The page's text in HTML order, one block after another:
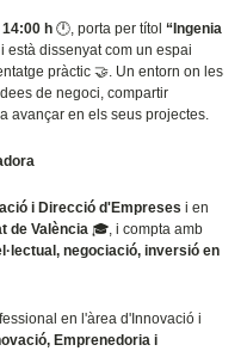
h 🕛, porta per títol“Ingenia
i està dissenyat com un espai
pràctic🤝. Un entorn on les
de negoci, compartir
avançar en els seus projectes.
i Direcció d'Empresesi en
de València 🎓, i compta amb
negociació, inversió en
en l'àrea d'Innovació i
Emprenedoria i